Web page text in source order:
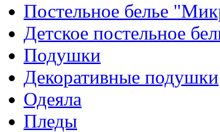
Постельное белье
Детское постельное
Подушки
Декоративные подушки
Одеяла
Пледы